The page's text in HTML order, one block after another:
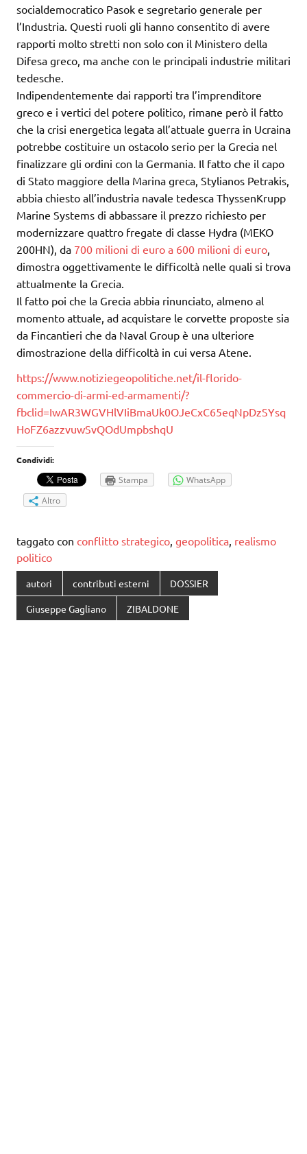
socialdemocratico Pasok e segretario generale per
l’Industria. Questi ruoli gli hanno consentito di avere
rapporti molto stretti non solo con il Ministero della
Difesa greco, ma anche con le principali industrie militari
tedesche.
Indipendentemente dai rapporti tra l’imprenditore
greco e i vertici del potere politico, rimane però il fatto
che la crisi energetica legata all’attuale guerra in Ucraina
potrebbe costituire un ostacolo serio per la Grecia nel
finalizzare gli ordini con la Germania. Il fatto che il capo
di Stato maggiore della Marina greca, Stylianos Petrakis,
abbia chiesto all’industria navale tedesca ThyssenKrupp
Marine Systems di abbassare il prezzo richiesto per
modernizzare quattro fregate di classe Hydra (MEKO
200HN), da 700 milioni di euro a 600 milioni di euro,
dimostra oggettivamente le difficoltà nelle quali si trova
attualmente la Grecia.
Il fatto poi che la Grecia abbia rinunciato, almeno al
momento attuale, ad acquistare le corvette proposte sia
da Fincantieri che da Naval Group è una ulteriore
dimostrazione della difficoltà in cui versa Atene.
https://www.notiziegeopolitiche.net/il-florido-
commercio-di-armi-ed-armamenti/?
fbclid=IwAR3WGVHlVIiBmaUk0OJeCxC65eqNpDzSYsq
HoFZ6azzvuwSvQOdUmpbshqU
Condividi:
Stampa
WhatsApp
Altro
taggato con conflitto strategico, geopolitica, realismo
politico
autori contributi esterni DOSSIER
Giuseppe Gagliano ZIBALDONE